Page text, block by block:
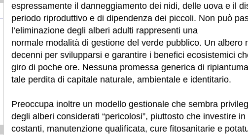
espressamente il danneggiamento dei nidi, delle uova e il
periodo riproduttivo e di dipendenza dei piccoli. Non può
l’eliminazione degli alberi adulti rappresenti una
normale modalità di gestione del verde pubblico. Un albero
decenni per svilupparsi e garantire i benefici ecosistemici
giro di poche ore. Nessuna promessa generica di
tale perdita di capitale naturale, ambientale e identitario.
Preoccupa inoltre un modello gestionale che sembra
degli alberi considerati “pericolosi”, piuttosto che investire
costanti, manutenzione qualificata, cure fitosanitarie e